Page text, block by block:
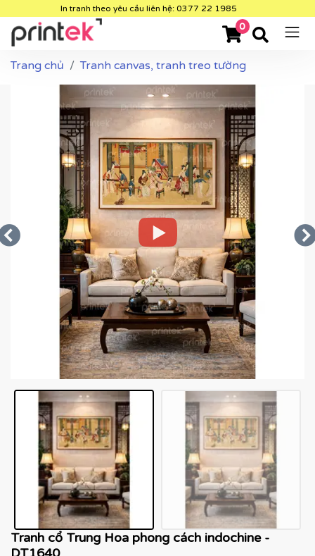
In tranh theo yêu cầu liên hệ: 0377 22 1985
0
Trang chủ Tranh canvas, tranh treo tường
Tranh cổ Trung Hoa phong cách indochine -